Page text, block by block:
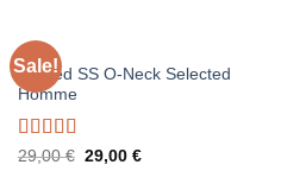
Sale!
MEN
Wicked SS O-Neck Selected
Homme
Rated
29,00€ Original
29,00 €Current